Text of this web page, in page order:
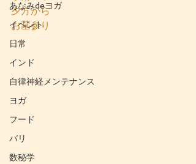
あなみdeヨガ
イベント
日常
インド
自律神経メンテナンス
ヨガ
フード
バリ
数秘学
夕方から
お墓参り